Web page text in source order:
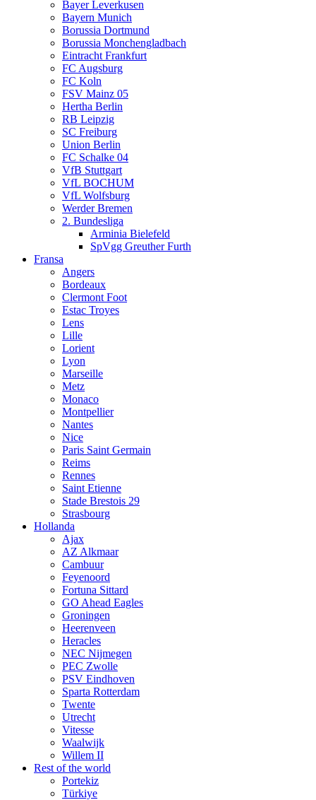
Bayer Leverkusen
Bayern Munich
Borussia Dortmund
Borussia Monchengladbach
Eintracht Frankfurt
FC Augsburg
FC Koln
FSV Mainz 05
Hertha Berlin
RB Leipzig
SC Freiburg
Union Berlin
FC Schalke 04
VfB Stuttgart
VfL BOCHUM
VfL Wolfsburg
Werder Bremen
2. Bundesliga
Arminia Bielefeld
SpVgg Greuther Furth
Fransa
Angers
Bordeaux
Clermont Foot
Estac Troyes
Lens
Lille
Lorient
Lyon
Marseille
Metz
Monaco
Montpellier
Nantes
Nice
Paris Saint Germain
Reims
Rennes
Saint Etienne
Stade Brestois 29
Strasbourg
Hollanda
Ajax
AZ Alkmaar
Cambuur
Feyenoord
Fortuna Sittard
GO Ahead Eagles
Groningen
Heerenveen
Heracles
NEC Nijmegen
PEC Zwolle
PSV Eindhoven
Sparta Rotterdam
Twente
Utrecht
Vitesse
Waalwijk
Willem II
Rest of the world
Portekiz
Türkiye